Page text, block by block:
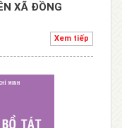
XÃ ĐỒNG
Xem tiếp